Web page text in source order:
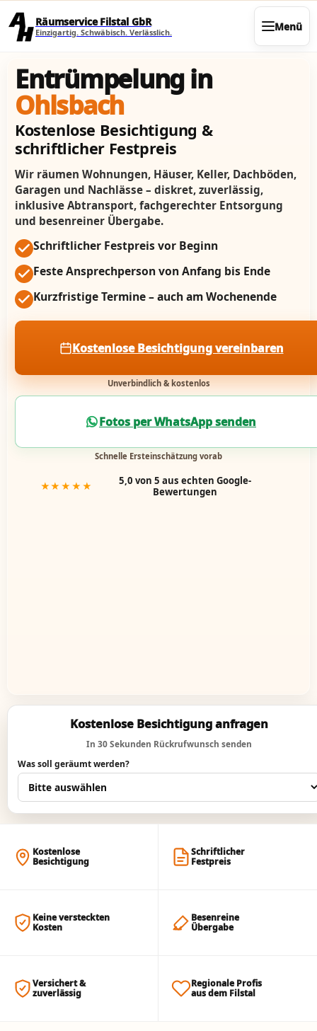
Räumservice Filstal GbR
Einzigartig. Schwäbisch. Verlässlich. Menü
Entrümpelung in
Ohlsbach
Kostenlose Besichtigung &
schriftlicher Festpreis
Wir räumen Wohnungen, Häuser, Keller, Dachböden,
Garagen und Nachlässe – diskret, zuverlässig,
inklusive Abtransport, fachgerechter Entsorgung
und besenreiner Übergabe.
Schriftlicher Festpreis vor Beginn
Feste Ansprechperson von Anfang bis Ende
Kurzfristige Termine – auch am Wochenende
Kostenlose Besichtigung vereinbaren
Unverbindlich & kostenlos
Fotos per WhatsApp senden
Schnelle Ersteinschätzung vorab
★★★★★
5,0 von 5 aus echten Google-
Bewertungen
Kostenlose Besichtigung anfragen
In 30 Sekunden Rückrufwunsch senden
Was soll geräumt werden?
Kostenlose
Besichtigung
Schriftlicher
Festpreis
Keine versteckten
Kosten
Besenreine
Übergabe
Versichert &
zuverlässig
Regionale Profis
aus dem Filstal